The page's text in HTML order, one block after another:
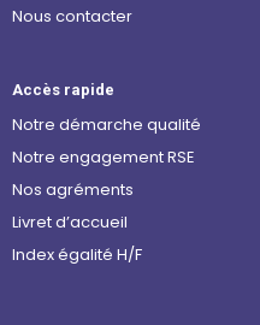
Nous contacter
Accès rapide
Notre démarche qualité
Notre engagement RSE
Nos agréments
Livret d’accueil
Index égalité H/F